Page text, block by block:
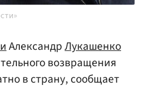
АлександрЛукашенко
возвращения
в страну, сообщает